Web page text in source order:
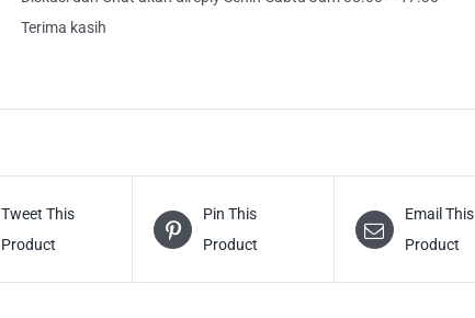
Terima kasih
Tweet This
Product
Pin This
Product
Email This
Product